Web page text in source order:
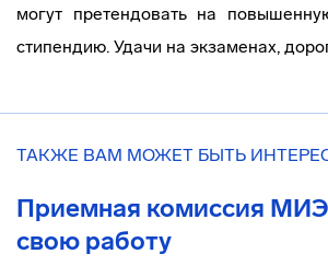
могут претендовать на
стипендию. Удачи на экзаменах,
ТАКЖЕ ВАМ МОЖЕТ БЫТЬ
Приемная комиссия
свою работу